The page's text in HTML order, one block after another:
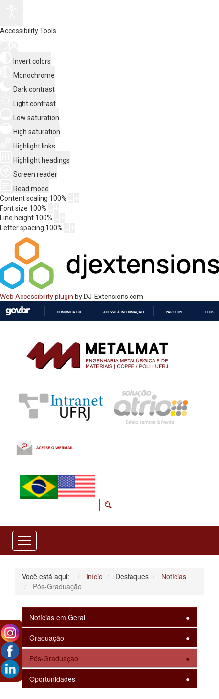
Accessibility Tools
Invert colors
Monochrome
Dark contrast
Light contrast
Low saturation
High saturation
Highlight links
Highlight headings
Screen reader
Read mode
Content scaling 100%
Font size 100%
Line height 100%
Letter spacing 100%
Web Accessibility plugin by DJ-Extensions.com
CONTEÚDO
COMUNICA BR ACESSO À INFORMAÇÃO PARTICIPE
Você está aqui: Início Destaques
Notícias
Pós-Graduação
Notícias em Geral
Graduação
Pós-Graduação
Oportunidades